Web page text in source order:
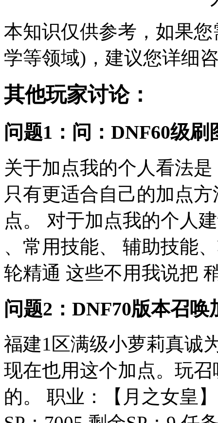
本知识仅供参考，如果
学等领域)，建议您详细
其他玩家讨论：
问题1：问：DNF60级
关于加点我的个人看法
只有更适合自己的加点
点。 对于加点我的个人
、常用技能、 辅助技能
轮精通 这些不用我说把
问题2：DNF70版本召唤
福建1区满级小萝莉真诚
现在也用这个加点。玩
的。 职业：【月之女皇